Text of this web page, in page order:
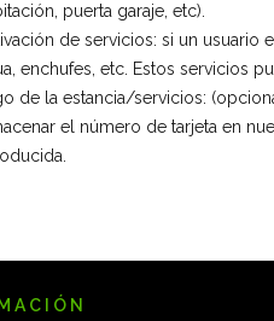
puerta garaje, etc).
de servicios: si un usuario
enchufes, etc. Estos servicios
de la estancia/servicios:
el número de tarjeta en